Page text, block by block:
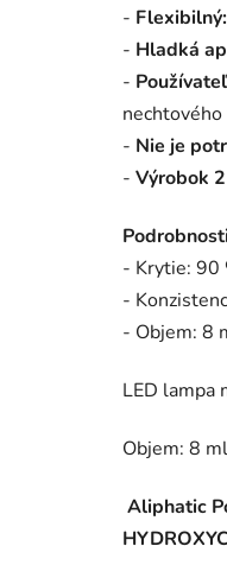
- Flexibilný:
- Hladká
-
nechtového
- Nie je
- Výrobok
- Krytie: 90
-
- Objem: 8
LED
Objem: 8 ml
Aliphatic